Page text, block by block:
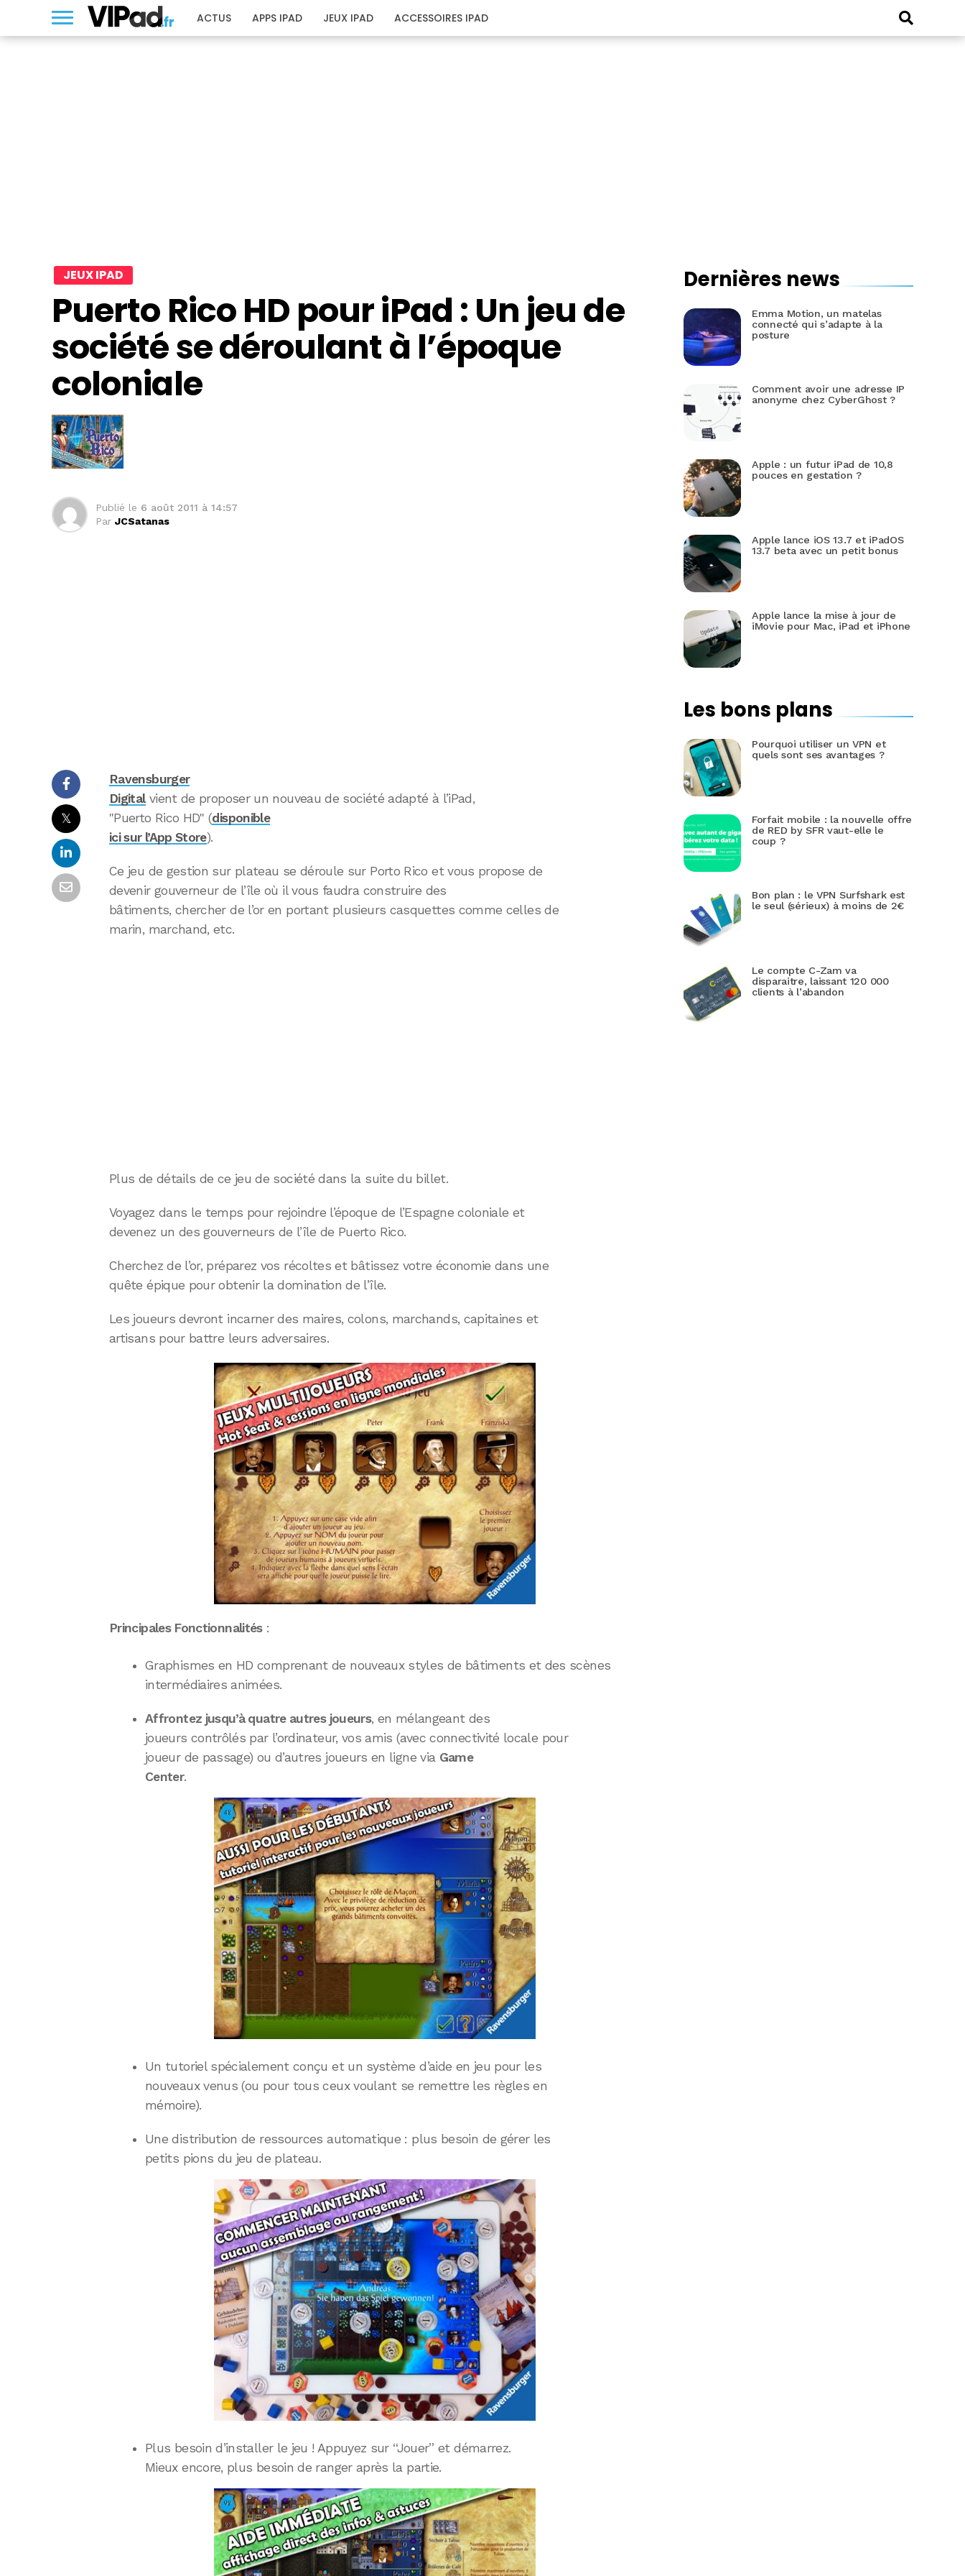
ACTUS APPS IPAD JEUX IPAD ACCESSOIRES IPAD
JEUX IPAD
Puerto Rico HD pour iPad : Un jeu de
société se déroulant à l’époque
coloniale
Publié le 6 août 2011 à 14:57
Par JCSatanas
𝕏
Ravensburger
Digitalvient de proposer un nouveau de société adapté à l’iPad,
"Puerto Rico HD" (disponible
ici sur l’App Store).
Ce jeu de gestion sur plateau se déroule sur Porto Rico et vous propose de
devenir gouverneur de l’île où il vous faudra construire des
bâtiments, chercher de l’or en portant plusieurs casquettes comme celles de
marin, marchand, etc.
Plus de détails de ce jeu de société dans la suite du billet.
Voyagez dans le temps pour rejoindre l’époque de l’Espagne coloniale et
devenez un des gouverneurs de l’île de Puerto Rico.
Cherchez de l’or, préparez vos récoltes et bâtissez votre économie dans une
quête épique pour obtenir la domination de l’île.
Les joueurs devront incarner des maires, colons, marchands, capitaines et
artisans pour battre leurs adversaires.
Principales Fonctionnalités:
Graphismes en HD comprenant de nouveaux styles de bâtiments et des scènes
intermédiaires animées.
Affrontez jusqu’à quatre autres joueurs, en mélangeant des
joueurs contrôlés par l’ordinateur, vos amis (avec connectivité locale pour
joueur de passage) ou d’autres joueurs en ligne via Game
Center.
Un tutoriel spécialement conçu et un système d’aide en jeu pour les
nouveaux venus (ou pour tous ceux voulant se remettre les règles en
mémoire).
Une distribution de ressources automatique : plus besoin de gérer les
petits pions du jeu de plateau.
Plus besoin d’installer le jeu ! Appuyez sur “Jouer” et démarrez.
Mieux encore, plus besoin de ranger après la partie.
Dernières news
Emma Motion, un matelas
connecté qui s’adapte à la
posture
Comment avoir une adresse IP
anonyme chez CyberGhost ?
Apple : un futur iPad de 10,8
pouces en gestation ?
Apple lance iOS 13.7 et iPadOS
13.7 beta avec un petit bonus
Apple lance la mise à jour de
iMovie pour Mac, iPad et iPhone
Les bons plans
Pourquoi utiliser un VPN et
quels sont ses avantages ?
Forfait mobile : la nouvelle offre
de RED by SFR vaut-elle le
coup ?
Bon plan : le VPN Surfshark est
le seul (sérieux) à moins de 2€
Le compte C-Zam va
disparaitre, laissant 120 000
clients à l’abandon